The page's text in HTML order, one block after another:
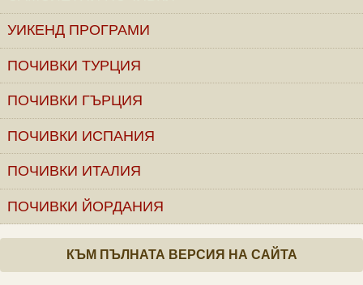
УИКЕНД ПРОГРАМИ
ПОЧИВКИ ТУРЦИЯ
ПОЧИВКИ ГЪРЦИЯ
ПОЧИВКИ ИСПАНИЯ
ПОЧИВКИ ИТАЛИЯ
ПОЧИВКИ ЙОРДАНИЯ
КЪМ ПЪЛНАТА ВЕРСИЯ НА САЙТА